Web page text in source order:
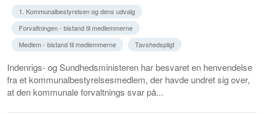
1. Kommunalbestyrelsen og dens udvalg
Forvaltningen - bistand til medlemmerne
Medlem - bistand til medlemmerne
Tavshedspligt
Indenrigs- og Sundhedsministeren har besvaret en henvendelse
fra et kommunalbestyrelsesmedlem, der havde undret sig over,
at den kommunale forvaltnings svar på...